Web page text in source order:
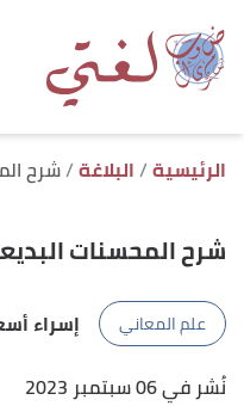
الرئيسية البلاغة شرح
شرح المحسنات
علم المعاني
إسراء
نُشر في 06 سبتمبر 2023